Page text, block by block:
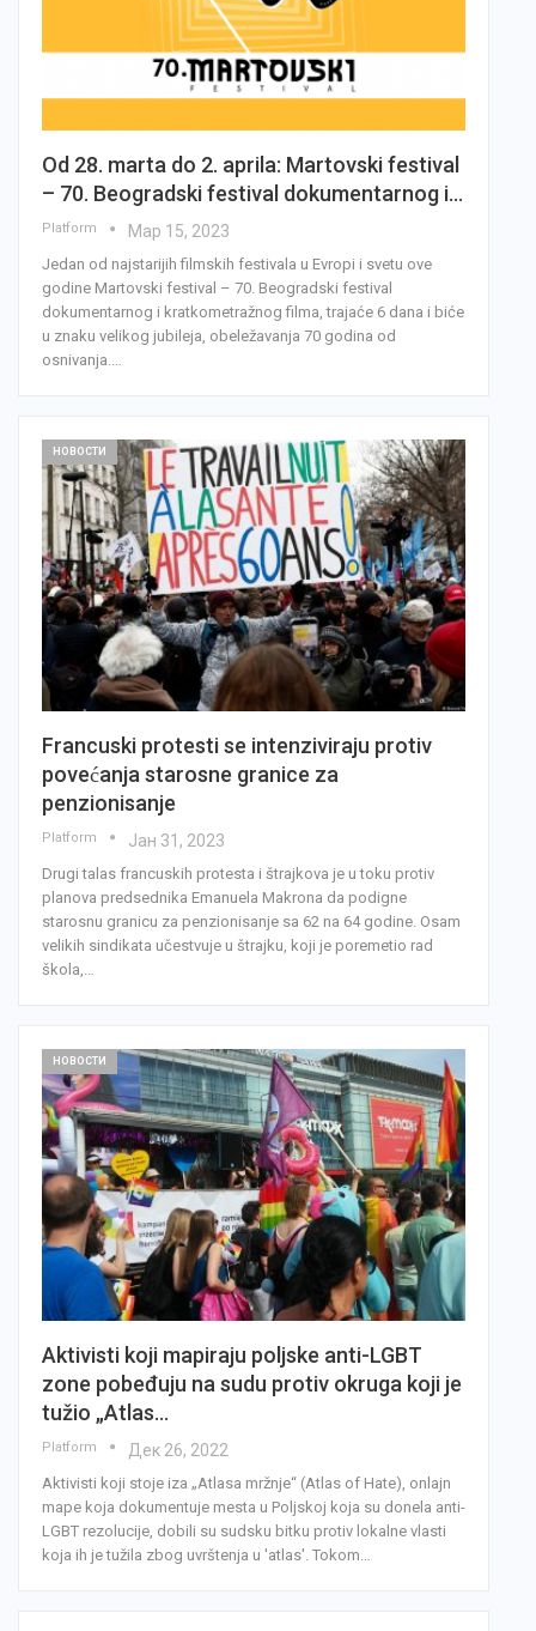
Od 28. marta do 2. aprila: Martovski festival
– 70. Beogradski festival dokumentarnog i…
Platform Мар 15, 2023
Jedan od najstarijih filmskih festivala u Evropi i svetu ove
godine Martovski festival – 70. Beogradski festival
dokumentarnog i kratkometražnog filma, trajaće 6 dana i biće
u znaku velikog jubileja, obeležavanja 70 godina od
osnivanja.…
НОВОСТИ
Francuski protesti se intenziviraju protiv
povećanja starosne granice za
penzionisanje
Platform Јан 31, 2023
Drugi talas francuskih protesta i štrajkova je u toku protiv
planova predsednika Emanuela Makrona da podigne
starosnu granicu za penzionisanje sa 62 na 64 godine. Osam
velikih sindikata učestvuje u štrajku, koji je poremetio rad
škola,…
НОВОСТИ
Aktivisti koji mapiraju poljske anti-LGBT
zone pobeđuju na sudu protiv okruga koji je
tužio „Atlas…
Platform Дек 26, 2022
Aktivisti koji stoje iza „Atlasa mržnje“ (Atlas of Hate), onlajn
mape koja dokumentuje mesta u Poljskoj koja su donela anti-
LGBT rezolucije, dobili su sudsku bitku protiv lokalne vlasti
koja ih je tužila zbog uvrštenja u 'atlas'. Tokom…